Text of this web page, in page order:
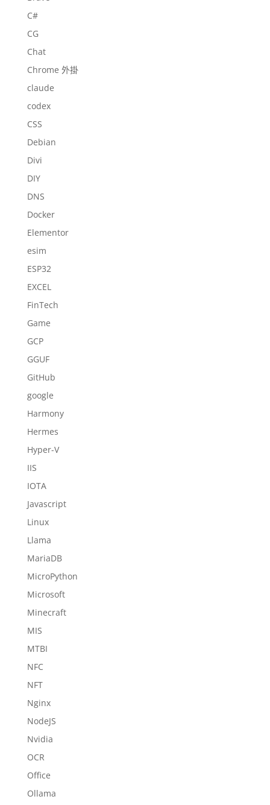
C#
CG
Chat
Chrome 外掛
claude
codex
CSS
Debian
Divi
DIY
DNS
Docker
Elementor
esim
ESP32
EXCEL
FinTech
Game
GCP
GGUF
GitHub
google
Harmony
Hermes
Hyper-V
IIS
IOTA
Javascript
Linux
Llama
MariaDB
MicroPython
Microsoft
Minecraft
MIS
MTBI
NFC
NFT
Nginx
NodeJS
Nvidia
OCR
Office
Ollama